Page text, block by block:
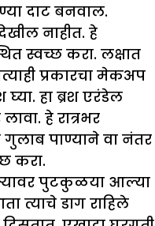
दाट बनवाल.
नाहीत. हे
स्वच्छ करा. लक्षात
प्रकारचा मेकअप
हा ब्रश एरंडेल
हे रात्रभर
पाण्याने वा नंतर
करा.
पुटकुळया आल्या
त्याचे डाग राहिले